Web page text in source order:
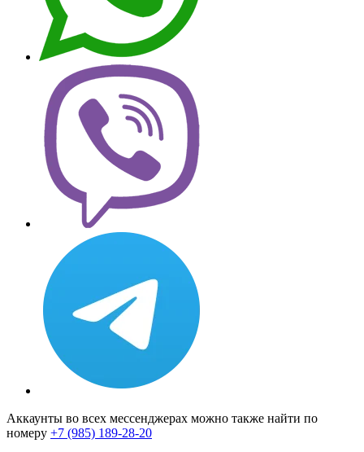
Аккаунты во всех мессенджерах можно также найти по
номеру +7 (985) 189-28-20